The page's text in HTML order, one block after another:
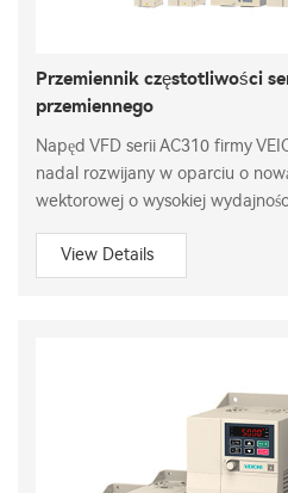
Przemiennik częstotliwości
przemiennego
Napęd VFD serii AC310 firmy
nadal rozwijany w oparciu o
wektorowej o wysokiej
View Details